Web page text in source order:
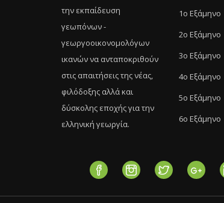
την εκπαίδευση
γεωπόνων -
γεωργοοικονομολόγων
ικανών να ανταποκριθούν
στις απαιτήσεις της νέας,
φιλόδοξης αλλά και
δύσκολης εποχής για την
ελληνική γεωργία.
1ο Εξάμηνο
2ο Εξάμηνο
3ο Εξάμηνο
4ο Εξάμηνο
5ο Εξάμηνο
6ο Εξάμηνο